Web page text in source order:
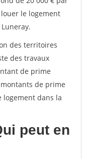
le logement
des territoires
des travaux
de prime
de prime
logement dans la
peut en